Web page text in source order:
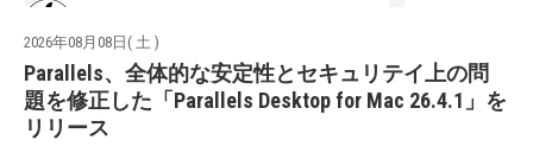
2026年08月08日( 土 )
Parallels、全体的な安定性とセキュリテイ上の問
題を修正した「Parallels Desktop for Mac 26.4.1」を
リリース